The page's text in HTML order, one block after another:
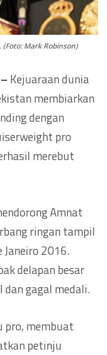
(Foto: Mark Robinson)
Kejuaraan dunia
membiarkan
dengan
pro
merebut
Amnat
ringan tampil
Janeiro 2016.
delapan besar
gagal medali.
pro, membuat
petinju